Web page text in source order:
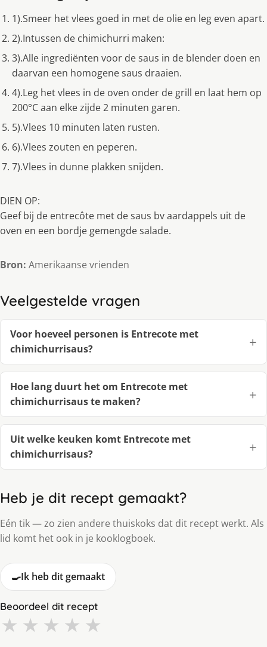
1).Smeer het vlees goed in met de olie en leg even apart.
2).Intussen de chimichurri maken:
3).Alle ingrediënten voor de saus in de blender doen en
daarvan een homogene saus draaien.
4).Leg het vlees in de oven onder de grill en laat hem op
200°C aan elke zijde 2 minuten garen.
5).Vlees 10 minuten laten rusten.
6).Vlees zouten en peperen.
7).Vlees in dunne plakken snijden.
DIEN OP:
Geef bij de entrecôte met de saus bv aardappels uit de
oven en een bordje gemengde salade.
Bron: Amerikaanse vrienden
Veelgestelde vragen
Voor hoeveel personen is Entrecote met
chimichurrisaus?
Hoe lang duurt het om Entrecote met
chimichurrisaus te maken?
Uit welke keuken komt Entrecote met
chimichurrisaus?
Heb je dit recept gemaakt?
Eén tik — zo zien andere thuiskoks dat dit recept werkt. Als
lid komt het ook in je kooklogboek.
🍳Ik heb dit gemaakt
Beoordeel dit recept
★ ★ ★ ★ ★